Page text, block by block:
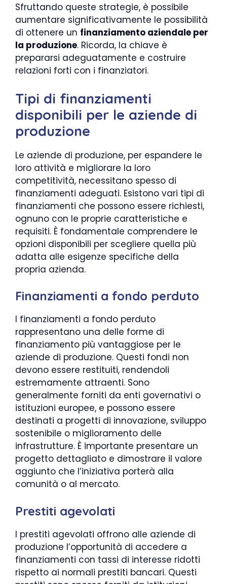
Sfruttando queste strategie, è possibile
aumentare significativamente le possibilità
di ottenere un finanziamento aziendale per
la produzione. Ricorda, la chiave è
prepararsi adeguatamente e costruire
relazioni forti con i finanziatori.
Tipi di finanziamenti
disponibili per le aziende di
produzione
Le aziende di produzione, per espandere le
loro attività e migliorare la loro
competitività, necessitano spesso di
finanziamenti adeguati. Esistono vari tipi di
finanziamenti che possono essere richiesti,
ognuno con le proprie caratteristiche e
requisiti. È fondamentale comprendere le
opzioni disponibili per scegliere quella più
adatta alle esigenze specifiche della
propria azienda.
Finanziamenti a fondo perduto
I finanziamenti a fondo perduto
rappresentano una delle forme di
finanziamento più vantaggiose per le
aziende di produzione. Questi fondi non
devono essere restituiti, rendendoli
estremamente attraenti. Sono
generalmente forniti da enti governativi o
istituzioni europee, e possono essere
destinati a progetti di innovazione, sviluppo
sostenibile o miglioramento delle
infrastrutture. È importante presentare un
progetto dettagliato e dimostrare il valore
aggiunto che l’iniziativa porterà alla
comunità o al mercato.
Prestiti agevolati
I prestiti agevolati offrono alle aziende di
produzione l’opportunità di accedere a
finanziamenti con tassi di interesse ridotti
rispetto ai normali prestiti bancari. Questi